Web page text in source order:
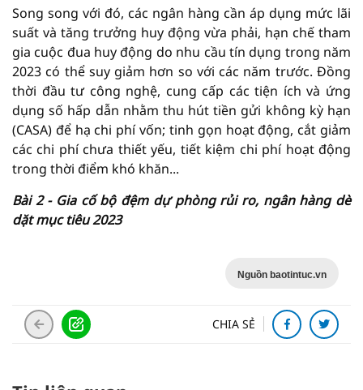
Song song với đó, các ngân hàng cần áp dụng mức lãi
suất và tăng trưởng huy động vừa phải, hạn chế tham
gia cuộc đua huy động do nhu cầu tín dụng trong năm
2023 có thể suy giảm hơn so với các năm trước. Đồng
thời đầu tư công nghệ, cung cấp các tiện ích và ứng
dụng số hấp dẫn nhằm thu hút tiền gửi không kỳ hạn
(CASA) để hạ chi phí vốn; tinh gọn hoạt động, cắt giảm
các chi phí chưa thiết yếu, tiết kiệm chi phí hoạt động
trong thời điểm khó khăn...
Bài 2 - Gia cố bộ đệm dự phòng rủi ro, ngân hàng dè
dặt mục tiêu 2023
Nguồn baotintuc.vn
CHIA SẺ